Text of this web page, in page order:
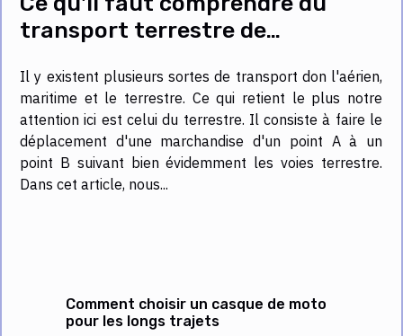
transport terrestre de
Il y existent plusieurs sortes de transport don l'aérien,
maritime et le terrestre. Ce qui retient le plus notre
attention ici est celui du terrestre. Il consiste à faire le
déplacement d'une marchandise d'un point A à un
point B suivant bien évidemment les voies terrestre.
Dans cet article, nous...
Comment choisir un casque de moto
pour les longs trajets